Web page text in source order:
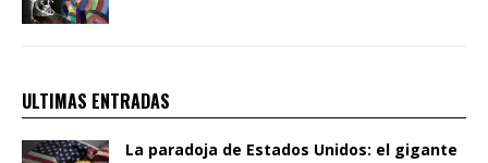
ULTIMAS ENTRADAS
La paradoja de Estados Unidos: el gigante